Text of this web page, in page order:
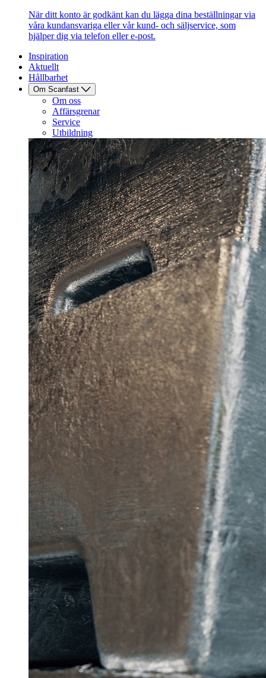
När ditt konto är godkänt kan du lägga dina beställningar via
våra kundansvariga eller vår kund- och säljservice, som
hjälper dig via telefon eller e-post.
Inspiration
Aktuellt
Hållbarhet
Om Scanfast
Om oss
Affärsgrenar
Service
Utbildning